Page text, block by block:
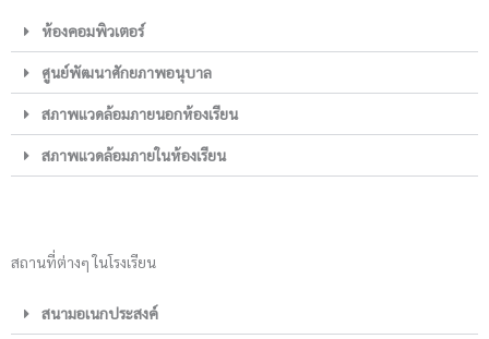
ห้องคอมพิวเตอร์
ศูนย์พัฒนาศักยภาพอนุบาล
สภาพแวดล้อมภายนอกห้องเรียน
สภาพแวดล้อมภายในห้องเรียน
สถานที่ต่างๆ ในโรงเรียน
สนามอเนกประสงค์